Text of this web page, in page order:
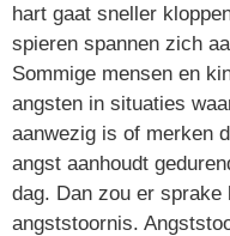
hart gaat sneller
spieren spannen zich
Sommige mensen en
angsten in situaties
aanwezig is of merken
angst aanhoudt
dag. Dan zou er sprake
angststoornis.